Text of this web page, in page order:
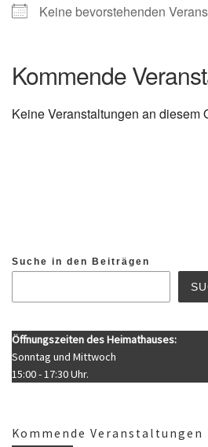
Keine bevorstehenden
Kommende
Keine Veranstaltungen an diesem
Suche in den Beiträgen
Öffnungszeiten des Heimathauses:
Sonntag und Mittwoch
15:00 - 17:30 Uhr.
Kommende Veranstaltungen